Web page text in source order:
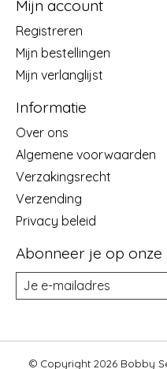
Mijn account
Registreren
Mijn bestellingen
Mijn verlanglijst
Informatie
Over ons
Algemene voorwaarden
Verzakingsrecht
Verzending
Privacy beleid
Abonneer je op onze
© Copyright 2026 Bobby